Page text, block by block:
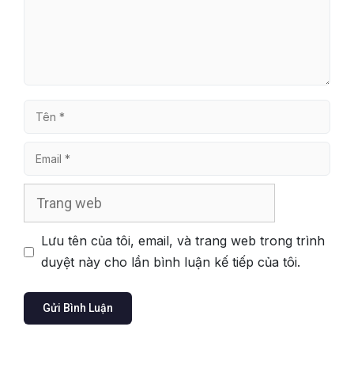
Tên
Email
Lưu tên của tôi, email, và trang web trong trình
duyệt này cho lần bình luận kế tiếp của tôi.